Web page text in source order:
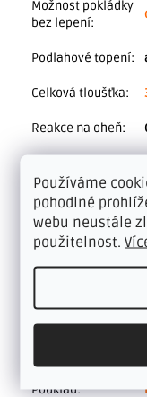
Používáme
pohodlné
webu neustále
použitelnost.
Možnost pokládky
bez lepení:
Podlahové topení:
Celková tloušťka:
Reakce na oheň:
Vhodnost pod
kolečkovou židli
Záruka výrobce:
Možnost
Podklad: